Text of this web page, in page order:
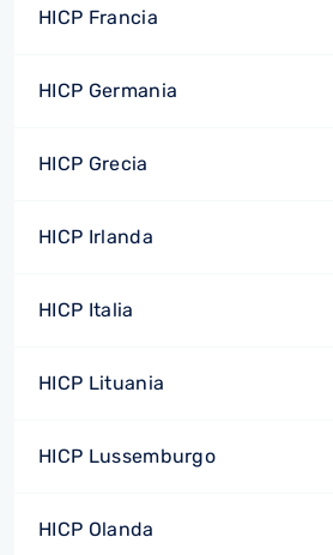
HICP Francia
HICP Germania
HICP Grecia
HICP Irlanda
HICP Italia
HICP Lituania
HICP Lussemburgo
HICP Olanda